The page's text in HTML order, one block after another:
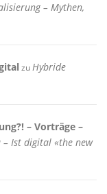
– Mythen,
zuHybride
– Vorträge –
– Ist digital «the new